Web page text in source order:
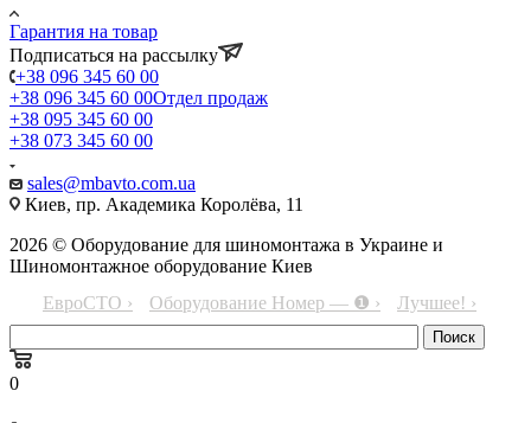
Гарантия на товар
Подписаться на рассылку
+38 096 345 60 00
+38 096 345 60 00Отдел продаж
+38 095 345 60 00
+38 073 345 60 00
sales@mbavto.com.ua
Киев, пр. Академика Королёва, 11
2026 © Оборудование для шиномонтажа в Украине и
Шиномонтажное оборудование Киев
ЕвроСТО ›
Оборудование Номер — ❶ › Лучшее! ›
0